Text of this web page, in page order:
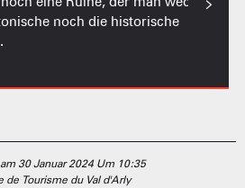
noch die historische
30 Januar 2024 Um 10:35
de Tourisme du Val d'Arly